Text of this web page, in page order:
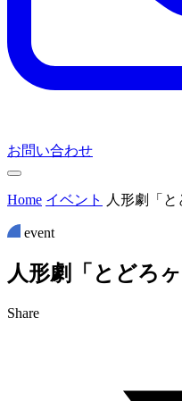
お問い合わせ
Home イベント 人形劇「と
event
人形劇 「 と どろヶ
Share